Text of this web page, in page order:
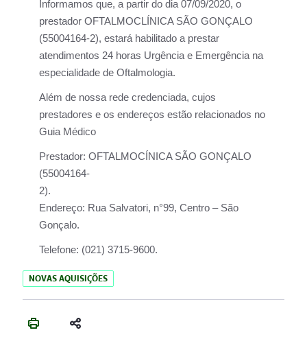
Informamos que, a partir do dia07/09/2020, o
prestador OFTALMOCLÍNICA SÃO GONÇALO
(55004164-2), estará habilitado a prestar
atendimentos 24 horas Urgência e Emergência na
especialidade de Oftalmologia.
Além de nossa rede credenciada, cujos
prestadores e os endereços estão relacionados no
Guia Médico
Prestador: OFTALMOCÍNICA SÃO GONÇALO
(55004164-
2).
Endereço: Rua Salvatori, n°99, Centro – São
Gonçalo.
Telefone: (021) 3715-9600.
NOVAS AQUISIÇÕES